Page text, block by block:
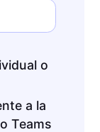
o
a la
Teams